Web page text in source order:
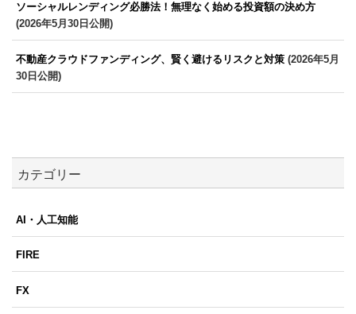
ソーシャルレンディング必勝法！無理なく始める投資額の決め方
(2026年5月30日公開)
不動産クラウドファンディング、賢く避けるリスクと対策 (2026年5月
30日公開)
カテゴリー
AI・人工知能
FIRE
FX